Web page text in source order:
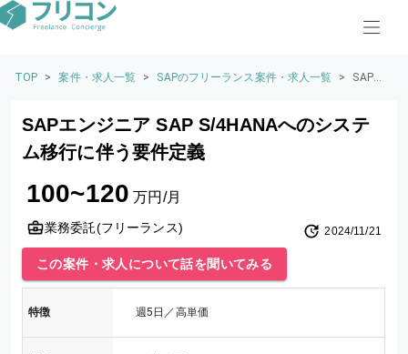
TOP > 案件・求人一覧 > SAPのフリーランス案件・求人一覧 >
SAPエ
S/4HA
義
SAPエンジニア SAP S/4HANAへのシステ
ム移行に伴う要件定義
100~120 万円/月
業務委託(フリーランス) 2024/11/21
この案件・求人について話を聞いてみる
特徴 週5日／高単価